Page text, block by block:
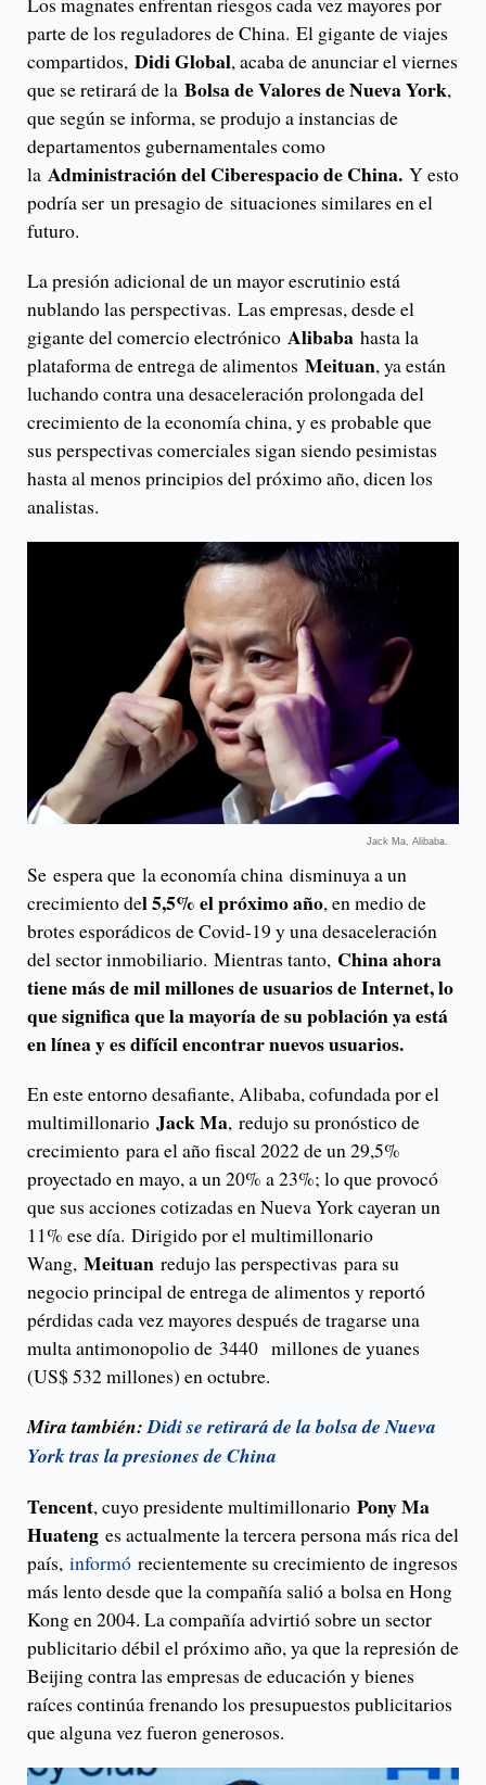
parte de los reguladores de China. El gigante de viajes
compartidos, Didi Global, acaba de anunciar el viernes
que se retirará de la Bolsa de Valores de Nueva York,
que según se informa, se produjo a instancias de
departamentos gubernamentales como
la Administración del Ciberespacio de China. Y esto
podría ser un presagio de situaciones similares en el
futuro.
La presión adicional de un mayor escrutinio está
nublando las perspectivas. Las empresas, desde el
gigante del comercio electrónico Alibaba hasta la
plataforma de entrega de alimentos Meituan, ya están
luchando contra una desaceleración prolongada del
crecimiento de la economía china, y es probable que
sus perspectivas comerciales sigan siendo pesimistas
hasta al menos principios del próximo año, dicen los
analistas.
Jack Ma, Alibaba.
Se espera que la economía china disminuya a un
crecimiento del 5,5% el próximo año, en medio de
brotes esporádicos de Covid-19 y una desaceleración
del sector inmobiliario. Mientras tanto, China ahora
tiene más de mil millones de usuarios de Internet, lo
que significa que la mayoría de su población ya está
en línea y es difícil encontrar nuevos usuarios.
En este entorno desafiante, Alibaba, cofundada por el
multimillonario Jack Ma, redujo su pronóstico de
crecimiento para el año fiscal 2022 de un 29,5%
proyectado en mayo, a un 20% a 23%; lo que provocó
que sus acciones cotizadas en Nueva York cayeran un
11% ese día. Dirigido por el multimillonario
Wang, Meituan redujo las perspectivas para su
negocio principal de entrega de alimentos y reportó
pérdidas cada vez mayores después de tragarse una
multa antimonopolio de 3440 millones de yuanes
(US$ 532 millones) en octubre.
Mira también:Didi se retirará de la bolsa de Nueva
York tras la presiones de China
Tencent, cuyo presidente multimillonario Pony Ma
Huateng es actualmente la tercera persona más rica del
país, informó recientemente su crecimiento de ingresos
más lento desde que la compañía salió a bolsa en Hong
Kong en 2004. La compañía advirtió sobre un sector
publicitario débil el próximo año, ya que la represión de
Beijing contra las empresas de educación y bienes
raíces continúa frenando los presupuestos publicitarios
que alguna vez fueron generosos.